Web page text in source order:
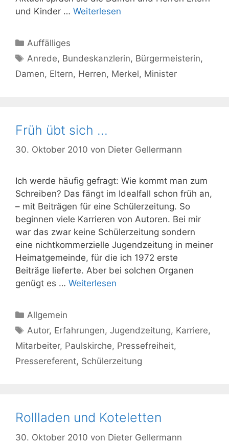
und Kinder … Weiterlesen
Kategorien
Auffälliges
Schlagwörter
Anrede, Bundeskanzlerin, Bürgermeisterin,
Damen, Eltern, Herren, Merkel, Minister
Früh übt sich …
30. Oktober 2010 von Dieter Gellermann
Ich werde häufig gefragt: Wie kommt man zum
Schreiben? Das fängt im Idealfall schon früh an,
– mit Beiträgen für eine Schülerzeitung. So
beginnen viele Karrieren von Autoren. Bei mir
war das zwar keine Schülerzeitung sondern
eine nichtkommerzielle Jugendzeitung in meiner
Heimatgemeinde, für die ich 1972 erste
Beiträge lieferte. Aber bei solchen Organen
genügt es … Weiterlesen
Kategorien
Allgemein
Schlagwörter
Autor, Erfahrungen,Jugendzeitung, Karriere,
Mitarbeiter, Paulskirche, Pressefreiheit,
Pressereferent, Schülerzeitung
Rollladen und Koteletten
30. Oktober 2010 von Dieter Gellermann